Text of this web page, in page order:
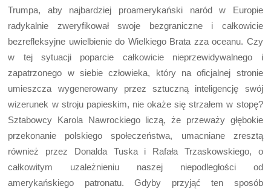
Trumpa, aby najbardziej proamerykański naród w Europie
radykalnie zweryfikował swoje bezgraniczne i całkowicie
bezrefleksyjne uwielbienie do Wielkiego Brata zza oceanu. Czy
w tej sytuacji poparcie całkowicie nieprzewidywalnego i
zapatrzonego w siebie człowieka, który na oficjalnej stronie
umieszcza wygenerowany przez sztuczną inteligencję swój
wizerunek w stroju papieskim, nie okaże się strzałem w stopę?
Sztabowcy Karola Nawrockiego liczą, że przeważy głębokie
przekonanie polskiego społeczeństwa, umacniane zresztą
również przez Donalda Tuska i Rafała Trzaskowskiego, o
całkowitym uzależnieniu naszej niepodległości od
amerykańskiego patronatu. Gdyby przyjąć ten sposób